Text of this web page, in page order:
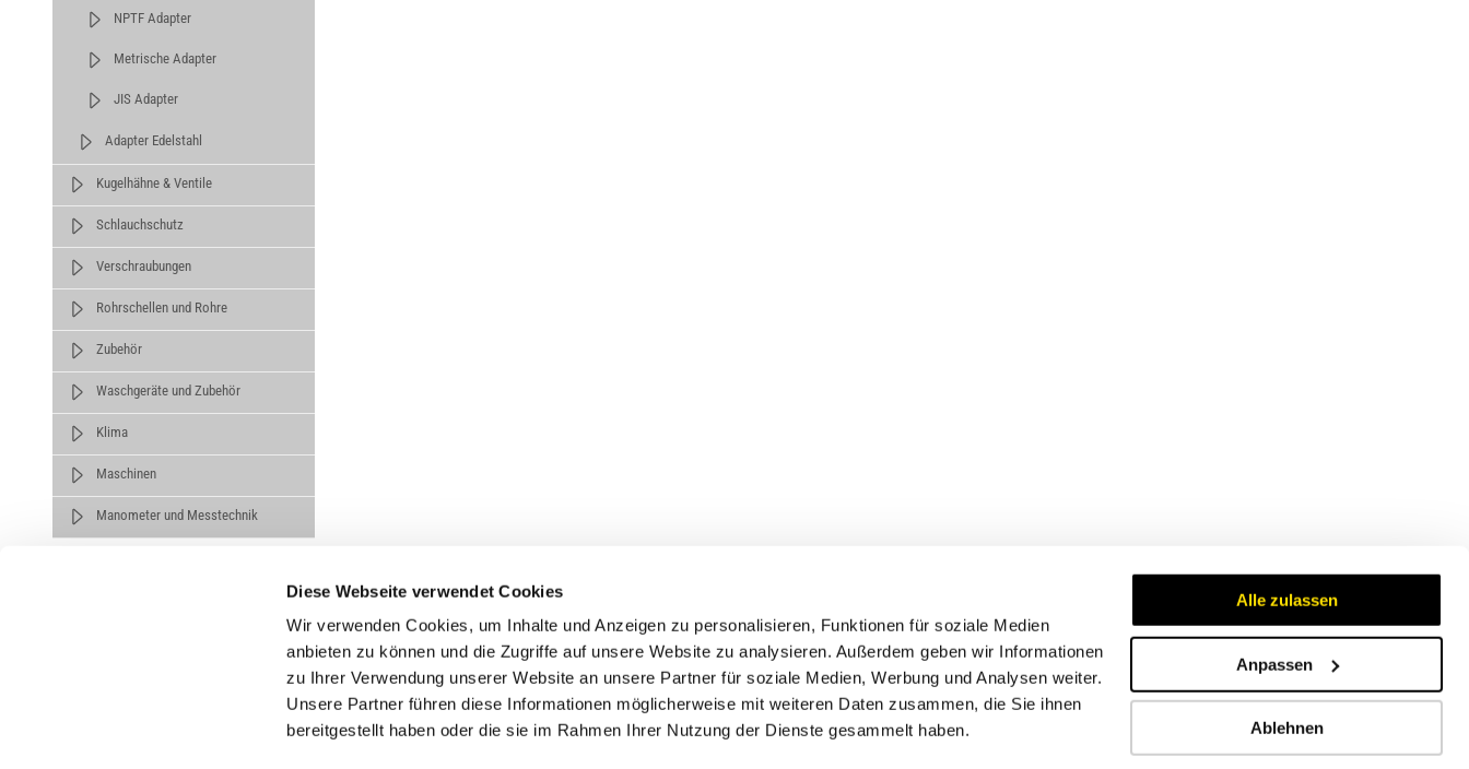
Diese Webseite verwendet Cookies
Wir verwenden Cookies, um Inhalte und Anzeigen zu personalisieren, Funktionen für soziale Medien
anbieten zu können und die Zugriffe auf unsere Website zu analysieren. Außerdem geben wir Informationen
zu Ihrer Verwendung unserer Website an unsere Partner für soziale Medien, Werbung und Analysen weiter.
Unsere Partner führen diese Informationen möglicherweise mit weiteren Daten zusammen, die Sie ihnen
bereitgestellt haben oder die sie im Rahmen Ihrer Nutzung der Dienste gesammelt haben.
Alle zulassen
Anpassen
Ablehnen
NPTF Adapter
Metrische Adapter
JIS Adapter
Adapter Edelstahl
Kugelhähne & Ventile
Schlauchschutz
Verschraubungen
Rohrschellen und Rohre
Zubehör
Waschgeräte und Zubehör
Klima
Maschinen
Manometer und Messtechnik
Unternehmen
Über uns
Service
Downloads
Kontakt
Tel.: (+43) 07221 63430
Zertifikate